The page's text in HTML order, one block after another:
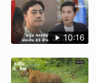
10:16